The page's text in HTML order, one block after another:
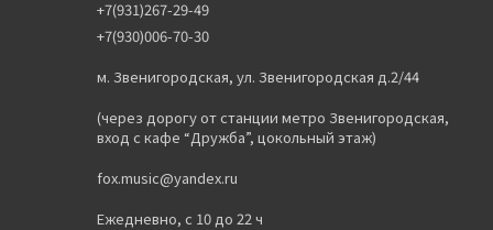
+7(931)267-29-49
+7(930)006-70-30
м. Звенигородская, ул. Звенигородская д.2/44
(через дорогу от станции метро Звенигородская,
вход с кафе “Дружба”, цокольный этаж)
fox.music@yandex.ru
Ежедневно, с 10 до 22 ч